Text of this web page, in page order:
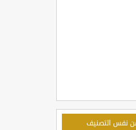
نفس التصنيف